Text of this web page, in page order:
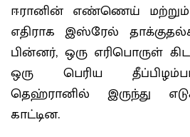
ஈரானின் எண்ணெய் மற்றும்
எதிராக இஸ்ரேல்
பின்னர், ஒரு எரிபொருள்
ஒரு பெரிய
தெஹ்ரானில் இருந்து
காட்டின.